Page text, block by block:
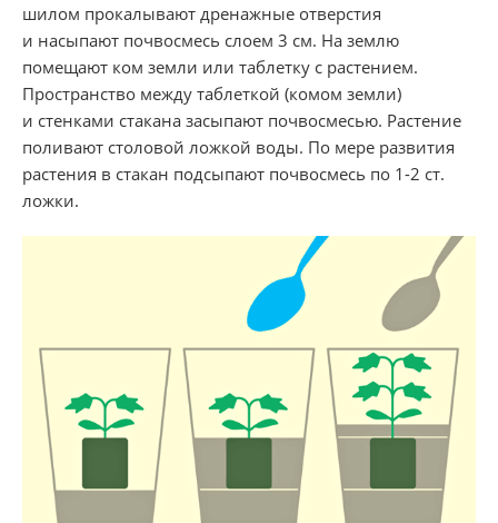
шилом прокалывают дренажные отверстия
и насыпают почвосмесь слоем 3 см. На землю
помещают ком земли или таблетку с растением.
Пространство между таблеткой (комом земли)
и стенками стакана засыпают почвосмесью. Растение
поливают столовой ложкой воды. По мере развития
растения в стакан подсыпают почвосмесь по 1-2 ст.
ложки.